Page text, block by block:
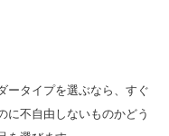
ータイプを選ぶなら、すぐ
に不自由しないものかどう